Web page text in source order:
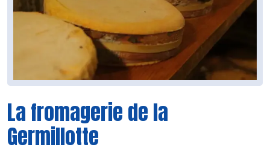
La fromagerie de la
Germillotte